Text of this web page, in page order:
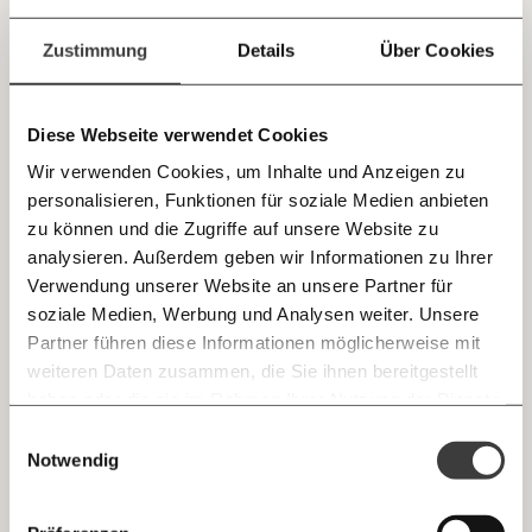
Zustimmung Details Über Cookies
Diese Webseite verwendet Cookies
Wir verwenden Cookies, um Inhalte und Anzeigen zu
personalisieren, Funktionen für soziale Medien anbieten
zu können und die Zugriffe auf unsere Website zu
analysieren. Außerdem geben wir Informationen zu Ihrer
Verwendung unserer Website an unsere Partner für
soziale Medien, Werbung und Analysen weiter. Unsere
Partner führen diese Informationen möglicherweise mit
weiteren Daten zusammen, die Sie ihnen bereitgestellt
Notwendig
Immer auf dem Laufenden
bleiben mit unseren gratis
E-Mail-Newslettern!
Ich werde Fördermitglied* …
Jetzt
einfach
teilen.
E-Mail
Whatsapp
würde man an so einem Tag und wenige Tage vor
der Wahl also am liebsten tun? Die Titelseiten der
der Schlagzeile "Komplettes Chaos um die FPÖ"
steht dort "Norbert Hofer, besser für Österreich"
drauf. Ein gutes Geschäft lässt sich dieses Medium
um keinen Preis entgehen.